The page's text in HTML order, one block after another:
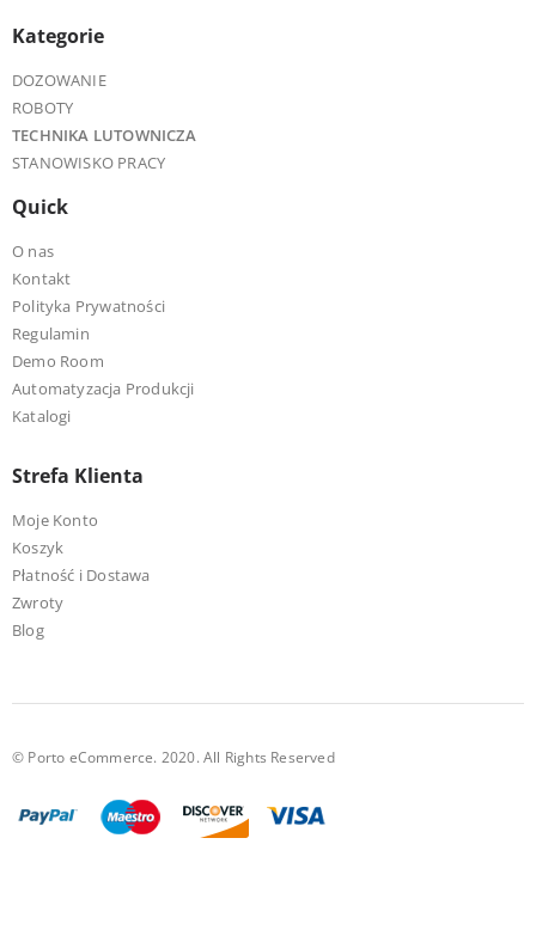
Kategorie
DOZOWANIE
ROBOTY
TECHNIKA LUTOWNICZA
STANOWISKO PRACY
Quick
O nas
Kontakt
Polityka Prywatności
Regulamin
Demo Room
Automatyzacja Produkcji
Katalogi
Strefa Klienta
Moje Konto
Koszyk
Płatność i Dostawa
Zwroty
Blog
© Porto eCommerce. 2020. All Rights Reserved